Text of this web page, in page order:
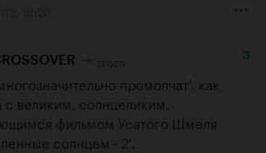
3
промолчат'. как
с великим, солнцеликим,
фильмом Усатого Шмеля
солнцем - 2'.